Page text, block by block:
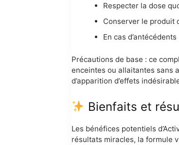
Respecter la dose
Conserver le produit
En cas
Précautions de base : ce
enceintes ou allaitantes sans
d’apparition d’effets
Bienfaits et
Les bénéfices potentiels
résultats miracles, la formule